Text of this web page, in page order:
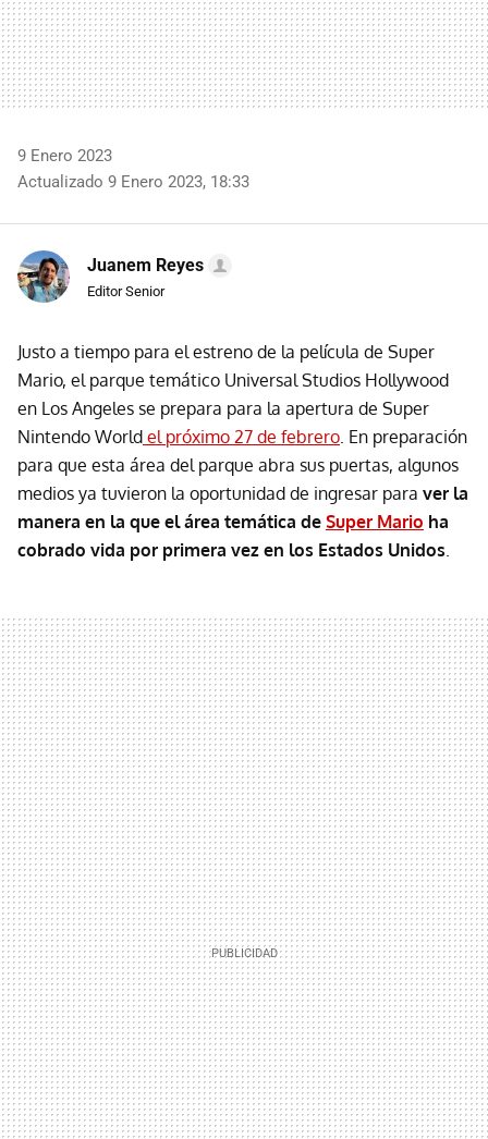
9 Enero 2023
Actualizado 9 Enero 2023, 18:33
Juanem Reyes
Editor Senior
Justo a tiempo para el estreno de la película de Super
Mario, el parque temático Universal Studios Hollywood
en Los Angeles se prepara para la apertura de Super
Nintendo World el próximo 27 de febrero . En preparación
para que esta área del parque abra sus puertas, algunos
medios ya tuvieron la oportunidad de ingresar para ver la
manera en la que el área temática de Super Mario ha
cobrado vida por primera vez en los Estados Unidos